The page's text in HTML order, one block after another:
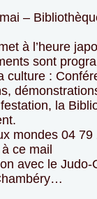
–
à l’heure
sont
culture :
la
mondes 04 79
ce mail
avec le Judo-